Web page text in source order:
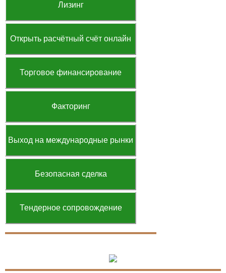
Лизинг
Открыть расчётный счёт онлайн
Торговое финансирование
Факторинг
Выход на международные рынки
Безопасная сделка
Тендерное сопровождение